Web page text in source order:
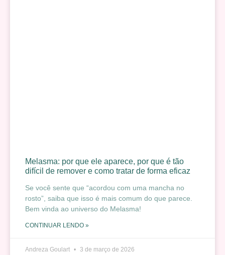
Melasma: por que ele aparece, por que é tão
difícil de remover e como tratar de forma eficaz
Se você sente que “acordou com uma mancha no
rosto”, saiba que isso é mais comum do que parece.
Bem vinda ao universo do Melasma!
CONTINUAR LENDO »
Andreza Goulart 3 de março de 2026